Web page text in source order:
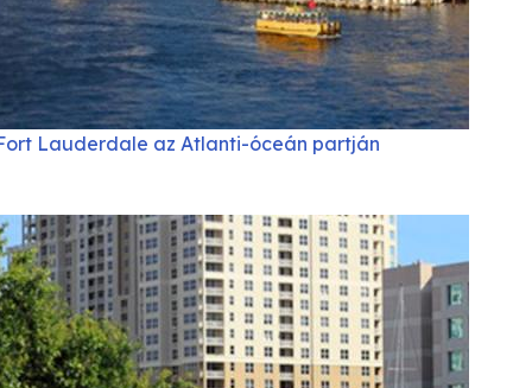
Lauderdale az Atlanti-óceán partján